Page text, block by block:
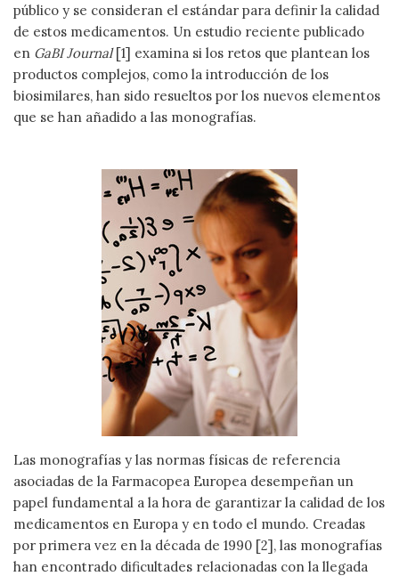
público y se consideran el estándar para definir la calidad
de estos medicamentos. Un estudio reciente publicado
en GaBI Journal[1] examina si los retos que plantean los
productos complejos, como la introducción de los
biosimilares, han sido resueltos por los nuevos elementos
que se han añadido a las monografías.
Las monografías y las normas físicas de referencia
asociadas de la Farmacopea Europea desempeñan un
papel fundamental a la hora de garantizar la calidad de los
medicamentos en Europa y en todo el mundo. Creadas
por primera vez en la década de 1990 [2], las monografías
han encontrado dificultades relacionadas con la llegada